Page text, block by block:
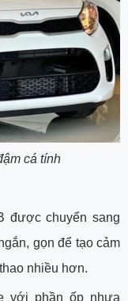
cá tính
được chuyển sang
gọn để tạo cảm
nhiều hơn.
với phần ốp nhựa